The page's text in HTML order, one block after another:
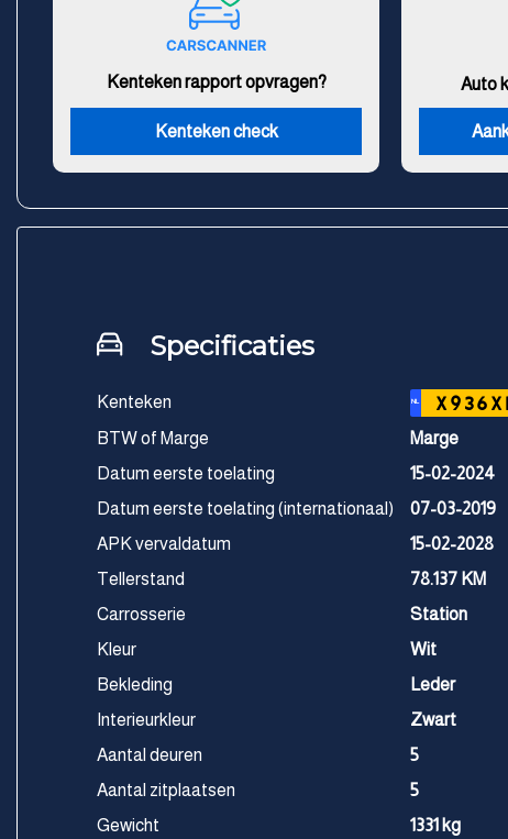
Kenteken rapport opvragen?
Kenteken check
Auto
Specificaties
Kenteken NL
BTW of Marge
Marge
Datum eerste toelating
15-02-2024
Datum eerste toelating (internationaal)
07-03-2019
APK vervaldatum
15-02-2028
Tellerstand
78.137 KM
Carrosserie
Station
Kleur
Wit
Bekleding
Leder
Interieurkleur
Zwart
Aantal deuren
5
Aantal zitplaatsen
5
Gewicht
1331 kg